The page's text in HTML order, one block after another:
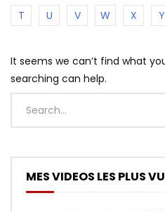
T
U V W X Y
It seems we can’t find what
searching can help.
MES VIDEOS LES PLUS